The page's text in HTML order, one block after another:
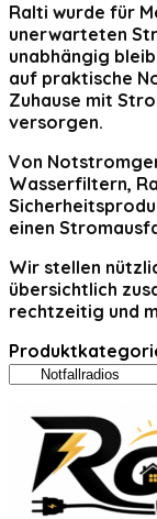
Ralti wurde für
unerwarteten
unabhängig
auf praktische
Zuhause mit
versorgen.
Von
Wasserfiltern,
einen
Wir stellen
übersichtlich
rechtzeitig und